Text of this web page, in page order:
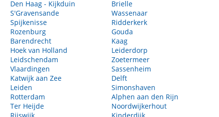
Den Haag - Kijkduin
S'Gravensande
Spijkenisse
Rozenburg
Barendrecht
Hoek van Holland
Leidschendam
Vlaardingen
Katwijk aan Zee
Leiden
Rotterdam
Ter Heijde
Brielle
Wassenaar
Ridderkerk
Gouda
Kaag
Leiderdorp
Zoetermeer
Sassenheim
Delft
Simonshaven
Alphen aan den Rijn
Noordwijkerhout